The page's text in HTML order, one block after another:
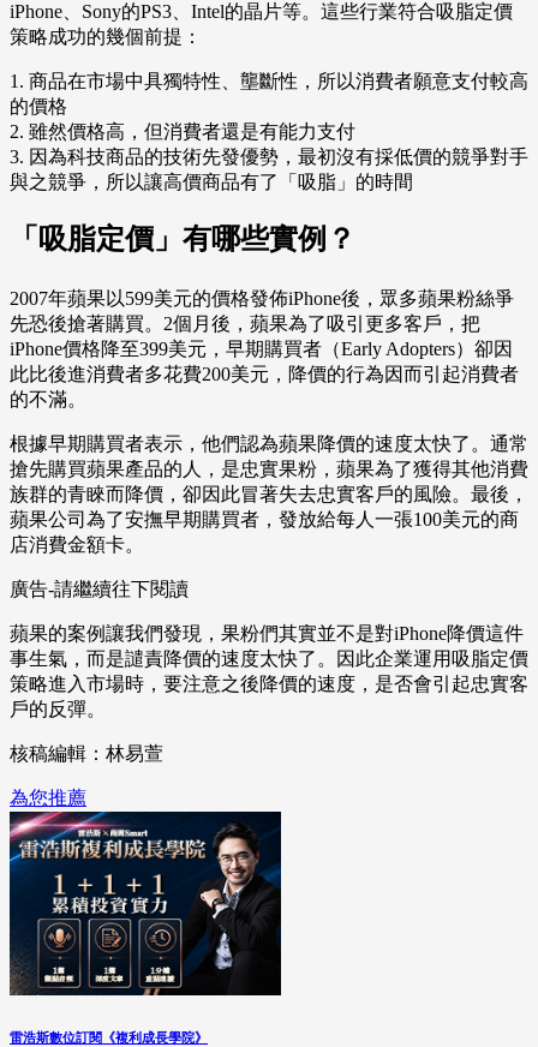
iPhone、Sony的PS3、Intel的晶片等。這些行業符合吸脂定價
策略成功的幾個前提：
1. 商品在市場中具獨特性、壟斷性，所以消費者願意支付較高
的價格
2. 雖然價格高，但消費者還是有能力支付
3. 因為科技商品的技術先發優勢，最初沒有採低價的競爭對手
與之競爭，所以讓高價商品有了「吸脂」的時間
「吸脂定價」有哪些實例？
2007年蘋果以599美元的價格發佈iPhone後，眾多蘋果粉絲爭
先恐後搶著購買。2個月後，蘋果為了吸引更多客戶，把
iPhone價格降至399美元，早期購買者（Early Adopters）卻因
此比後進消費者多花費200美元，降價的行為因而引起消費者
的不滿。
根據早期購買者表示，他們認為蘋果降價的速度太快了。通常
搶先購買蘋果產品的人，是忠實果粉，蘋果為了獲得其他消費
族群的青睞而降價，卻因此冒著失去忠實客戶的風險。最後，
蘋果公司為了安撫早期購買者，發放給每人一張100美元的商
店消費金額卡。
廣告-請繼續往下閱讀
蘋果的案例讓我們發現，果粉們其實並不是對iPhone降價這件
事生氣，而是譴責降價的速度太快了。因此企業運用吸脂定價
策略進入市場時，要注意之後降價的速度，是否會引起忠實客
戶的反彈。
核稿編輯：林易萱
為您推薦
雷浩斯數位訂閱《複利成長學院》